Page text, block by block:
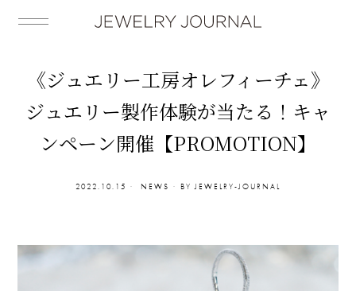
《ジュエリー工房オレフィーチェ》
ジュエリー製作体験が当たる！キャ
ンペーン開催【PROMOTION】
2022.10.15 NEWS BY JEWELRY-JOURNAL